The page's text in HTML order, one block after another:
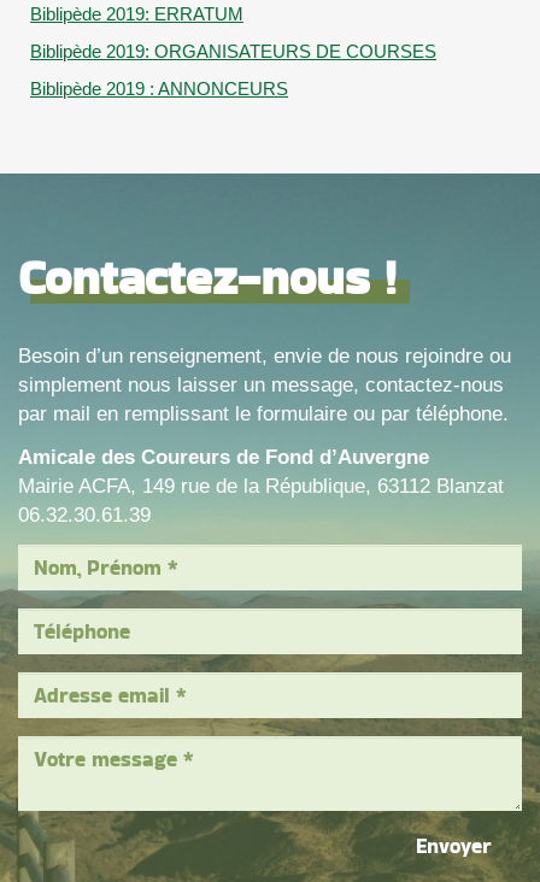
Biblipède 2019: ERRATUM
Biblipède 2019: ORGANISATEURS DE COURSES
Biblipède 2019 : ANNONCEURS
Contactez-nous !
Besoin d’un renseignement, envie de nous rejoindre ou
simplement nous laisser un message, contactez-nous
par mail en remplissant le formulaire ou par téléphone.
Amicale des Coureurs de Fond d’Auvergne
Mairie ACFA, 149 rue de la République, 63112 Blanzat
06.32.30.61.39
Envoyer